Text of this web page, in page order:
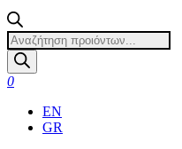
Products
search
0
EN
GR